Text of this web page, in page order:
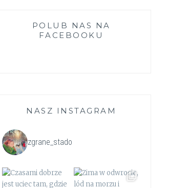
POLUB NAS NA
FACEBOOKU
NASZ INSTAGRAM
zgrane_stado